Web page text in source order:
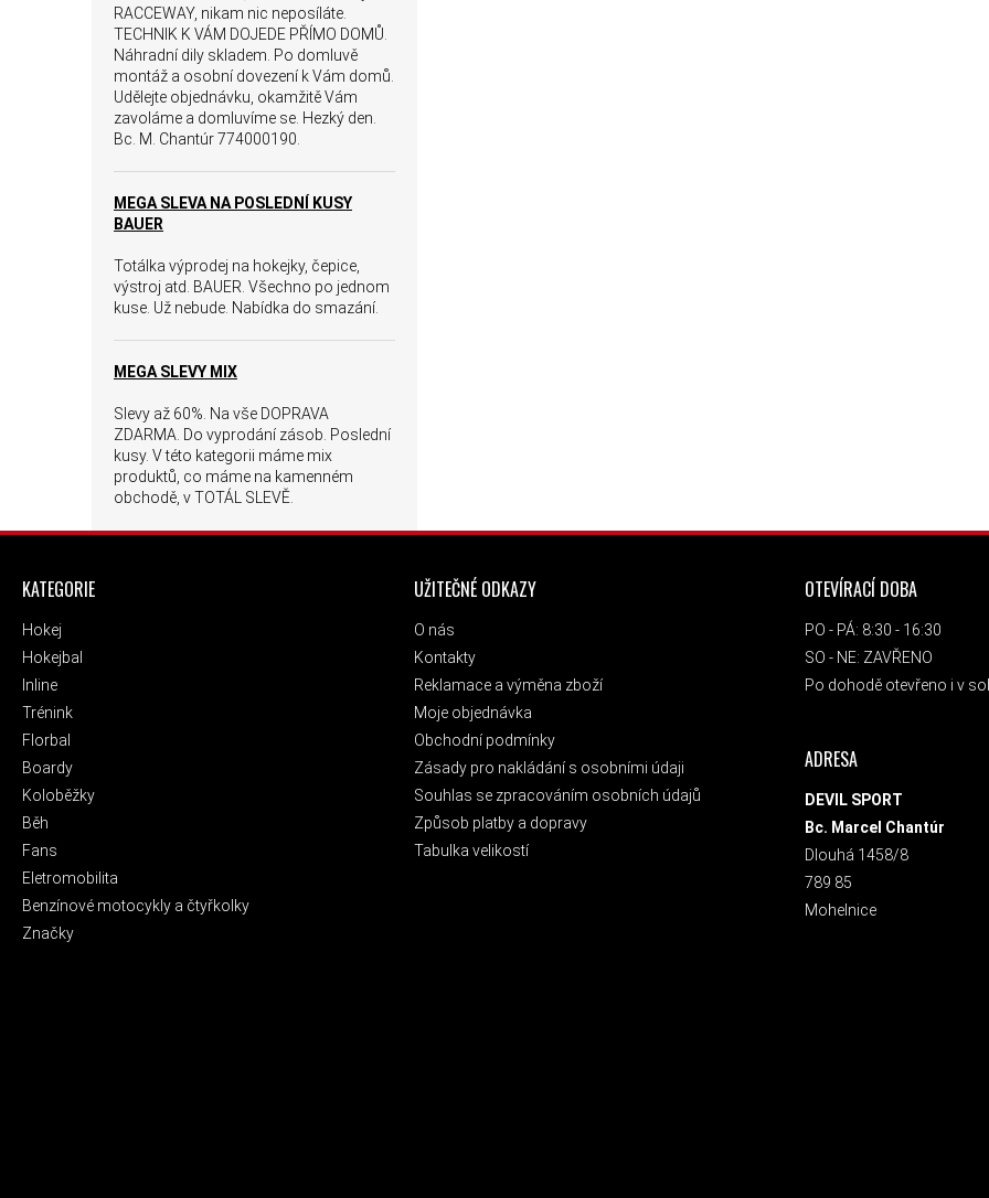
RACCEWAY, nikam nic neposíláte.
TECHNIK K VÁM DOJEDE PŘÍMO DOMŮ.
Náhradní dily skladem. Po domluvě
montáž a osobní dovezení k Vám domů.
Udělejte objednávku, okamžitě Vám
zavoláme a domluvíme se. Hezký den.
Bc. M. Chantúr 774000190.
MEGA SLEVA NA POSLEDNÍ KUSY
BAUER
Totálka výprodej na hokejky, čepice,
výstroj atd. BAUER. Všechno po jednom
kuse. Už nebude. Nabídka do smazání.
MEGA SLEVY MIX
Slevy až 60%. Na vše DOPRAVA
ZDARMA. Do vyprodání zásob. Poslední
kusy. V této kategorii máme mix
produktů, co máme na kamenném
obchodě, v TOTÁL SLEVĚ.
ZÁPATÍ
KATEGORIE
Hokej
Hokejbal
Inline
Trénink
Florbal
Boardy
Koloběžky
Běh
Fans
Eletromobilita
Benzínové motocykly a čtyřkolky
Značky
UŽITEČNÉ ODKAZY
O nás
Kontakty
Reklamace a výměna zboží
Moje objednávka
Obchodní podmínky
Zásady pro nakládání s osobními údaji
Souhlas se zpracováním osobních údajů
Způsob platby a dopravy
Tabulka velikostí
OTEVÍRACÍ DOBA
PO - PÁ: 8:30 - 16:30
SO - NE: ZAVŘENO
Po dohodě otevřeno i v
ADRESA
DEVIL SPORT
Bc. Marcel Chantúr
Dlouhá 1458/8
789 85
Mohelnice